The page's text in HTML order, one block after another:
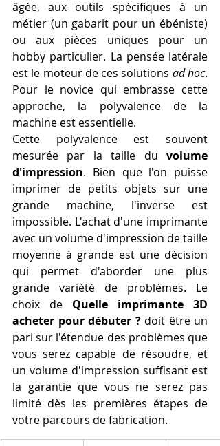
âgée, aux outils spécifiques à un
métier (un gabarit pour un ébéniste)
ou aux pièces uniques pour un
hobby particulier. La pensée latérale
est le moteur de ces solutions ad hoc.
Pour le novice qui embrasse cette
approche, la polyvalence de la
machine est essentielle.
Cette polyvalence est souvent
mesurée par la taille du volume
d'impression. Bien que l'on puisse
imprimer de petits objets sur une
grande machine, l'inverse est
impossible. L'achat d'une imprimante
avec un volume d'impression de taille
moyenne à grande est une décision
qui permet d'aborder une plus
grande variété de problèmes. Le
choix de Quelle imprimante 3D
acheter pour débuter ? doit être un
pari sur l'étendue des problèmes que
vous serez capable de résoudre, et
un volume d'impression suffisant est
la garantie que vous ne serez pas
limité dès les premières étapes de
votre parcours de fabrication.